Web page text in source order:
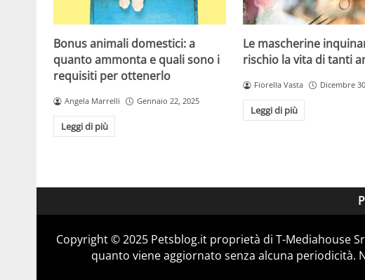
Bonus animali domestici: a
quanto ammonta e quali sono i
requisiti per ottenerlo
Angela Marrelli Gennaio 22, 2025
Leggi di più
Le mascherine
rischio la vita di tanti
Fiorella Vasta Dicembre
Leggi di più
Copyright © 2025 Petsblog.it proprietà di T-Mediahouse
quanto viene aggiornato senza alcuna periodicità.